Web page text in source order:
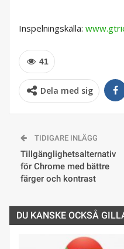
Inspelningskälla:
41
Dela med sig
TIDIGARE INLÄGG
Tillgänglighetsalternativ
för Chrome med bättre
färger och kontrast
DU KANSKE OCKSÅ